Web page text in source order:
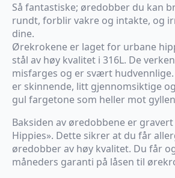
Så fantastiske; øredobber du kan
rundt, forblir vakre og intakte, og
dine.
Ørekrokene er laget for urbane
stål av høy kvalitet i 316L. De
misfarges og er svært hudvennlige.
er skinnende, litt gjennomsiktige
gul fargetone som heller mot
Baksiden av øredobbene er
Hippies». Dette sikrer at du får
øredobber av høy kvalitet. Du får
måneders garanti på låsen til